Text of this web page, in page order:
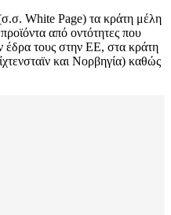
White Page) τα κράτη μέλη
από οντότητες που
έδρα τους στην ΕΕ, στα κράτη
και Νορβηγία) καθώς